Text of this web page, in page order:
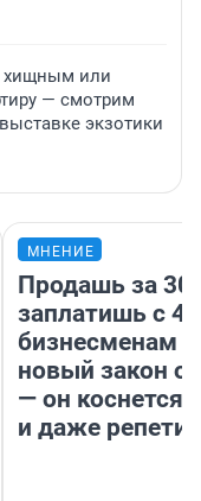
хищным или
— смотрим
экзотики
МНЕНИЕ
Продашь за
заплатишь с
бизнесменам
новый закон о
— он коснется
и даже